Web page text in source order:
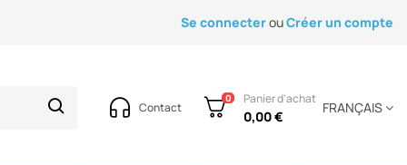
Se connecterouCréer un compte
Contact
0 Panier d'achat
0,00 €
FRANÇAIS